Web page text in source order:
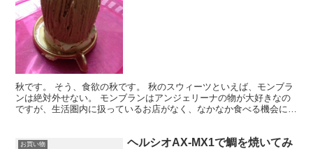
秋です。 そう、食欲の秋です。 秋のスウィーツといえば、モンブラ
ンは絶対外せない。 モンブランはアンジェリーナの物が大好きなの
ですが、生活圏内に扱っているお店がなく、なかなか食べる機会に出
お買い物
ヘルシオAX-MX1で鯛を焼いてみ